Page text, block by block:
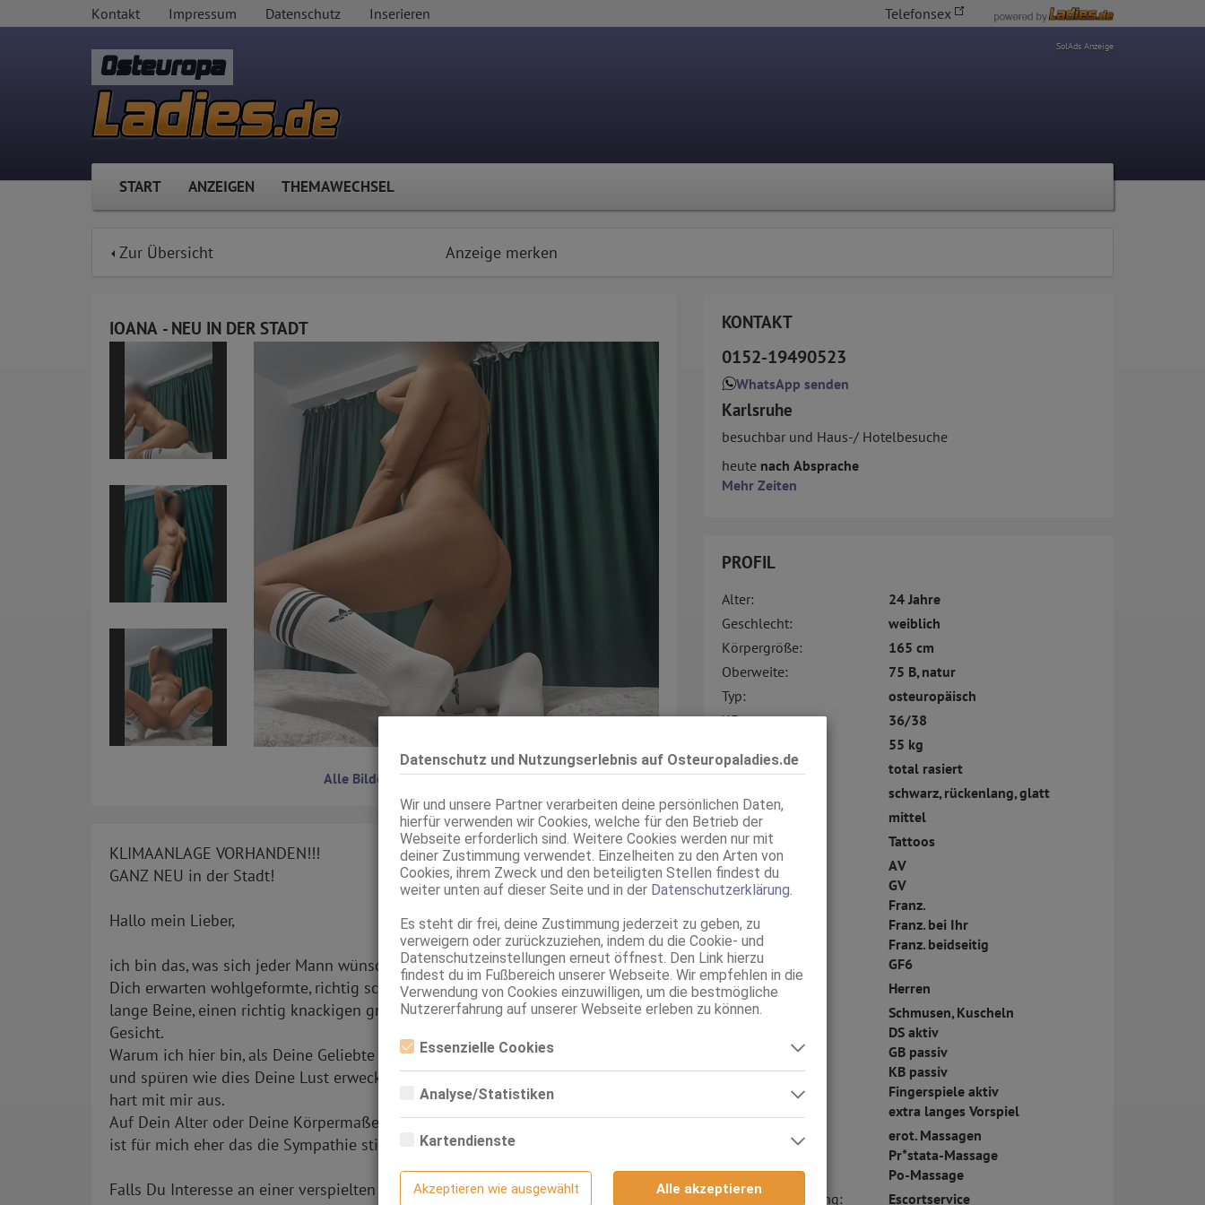
Datenschutz und Nutzungserlebnis auf Osteuropaladies.de
Wir und unsere Partner verarbeiten deine persönlichen Daten,
hierfür verwenden wir Cookies, welche für den Betrieb der
Webseite erforderlich sind. Weitere Cookies werden nur mit
deiner Zustimmung verwendet. Einzelheiten zu den Arten von
Cookies, ihrem Zweck und den beteiligten Stellen findest du
weiter unten auf dieser Seite und in der Datenschutzerklärung.
Es steht dir frei, deine Zustimmung jederzeit zu geben, zu
verweigern oder zurückzuziehen, indem du die Cookie- und
Datenschutzeinstellungen erneut öffnest. Den Link hierzu
findest du im Fußbereich unserer Webseite. Wir empfehlen in die
Verwendung von Cookies einzuwilligen, um die bestmögliche
Nutzererfahrung auf unserer Webseite erleben zu können.
Essenzielle Cookies
Essenzielle Cookies sind alle notwendigen Cookies, die für den Betrieb
werden. Die Webseite kann ohne diese Cookies nicht richtig
Analyse/Statistiken
Analyse- bzw. Statistikcookies sind Cookies, die der Analyse der
Zugriffsstatistiken dienen. Sie helfen den Webseiten-Besitzern zu
Informationen anonym gesammelt und gemeldet werden.
Google Analytics
Kartendienste
Wenn Sie Google Maps auf unserer Webseite nutzen, können
Akzeptieren wie ausgewählt Alle akzeptieren
Kontakt Impressum Datenschutz Inserieren Telefonsex
Osteuropa
SolAds Anzeige
START ANZEIGEN THEMAWECHSEL
Zur Übersicht Anzeige merken
IOANA - NEU IN DER STADT
Alle Bilder ansehen
KLIMAANLAGE VORHANDEN!!!
GANZ NEU in der Stadt!
Hallo mein Lieber,
ich bin das, was sich jeder Mann wünscht.
Dich erwarten wohlgeformte, richtig schöne Brüste stramme Haut, schöne
lange Beine, einen richtig knackigen großen Hintern und ein hübsches
Gesicht.
Warum ich hier bin, als Deine Geliebte auf Zeit möchte ich mich Dir hingeben
und spüren wie dies Deine Lust erweckt. Lebe Deine Phantasien von zart bist
hart mit mir aus.
Auf Dein Alter oder Deine Körpermaße kommt es mir nicht so sehr an, wichtig
ist für mich eher das die Sympathie stimmt und das Du gepflegt bist.
Falls Du Interesse an einer verspielten Lady hast, melde Dich
KONTAKT
0152-19490523
WhatsApp senden
Karlsruhe
besuchbar und Haus-/ Hotelbesuche
heute nach Absprache
Mehr Zeiten
PROFIL
Alter:
24 Jahre
Geschlecht:
weiblich
Körpergröße:
165 cm
Oberweite:
75 B, natur
Typ:
osteuropäisch
KF:
36/38
55 kg
Intimbereich:
total rasiert
schwarz, rückenlang, glatt
Haut:
mittel
Körperschmuck:
Tattoos
Verkehr:
AV
GV
Franz.
Franz. bei Ihr
Franz. beidseitig
GF6
Service für:
Herren
Service:
Schmusen, Kuscheln
DS aktiv
GB passiv
KB passiv
Fingerspiele aktiv
extra langes Vorspiel
erot. Massagen
Pr*stata-Massage
Po-Massage
Escort / Begleitung:
Escortservice